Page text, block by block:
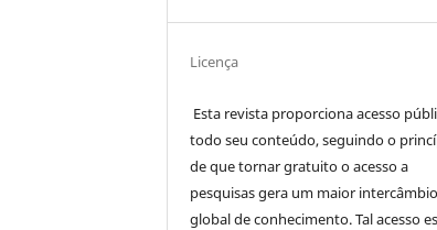
Licença
Esta revista proporciona acesso
todo seu conteúdo, seguindo o
de que tornar gratuito o acesso a
pesquisas gera um maior intercâmbio
global de conhecimento. Tal acesso